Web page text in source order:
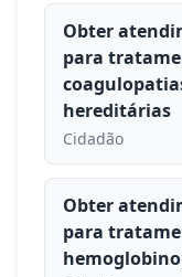
Obter
para
hereditárias
Cidadão
Obter
para